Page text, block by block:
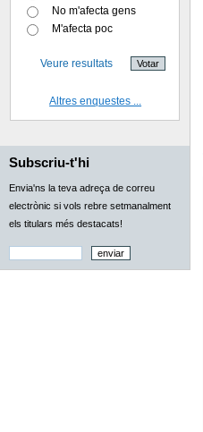
No m'afecta gens
M'afecta poc
Veure resultats
Altres enquestes ...
Subscriu-t'hi
Envia'ns la teva adreça de correu
electrònic si vols rebre setmanalment
els titulars més destacats!